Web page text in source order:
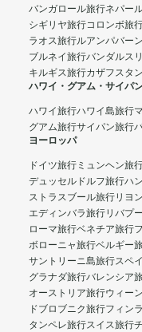
バンガロール旅行ネパー
シギリヤ旅行コロンボ旅
ラオス旅行ルアンパバー
ブルネイ旅行バンダルス
キルギス旅行カザフスタ
ハワイ・グアム・サイパ
ハワイ旅行ハワイ島旅行
グアム旅行サイパン旅行
ヨーロッパ
ドイツ旅行 ミュンヘン旅
デュッセルドルフ旅行ハ
ストラスブール旅行リヨ
エディンバラ旅行リバプ
ローマ旅行ベネチア旅行
ボローニャ旅行ベルギー
サントリーニ島旅行スペ
グラナダ旅行バレンシア
オーストリア旅行ウィー
ドブロブニク旅行フィン
タンペレ旅行スイス旅行